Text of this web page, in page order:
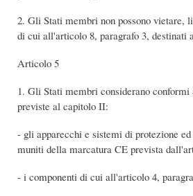
2. Gli Stati membri non possono vietare,
di cui all'articolo 8, paragrafo 3, destinati
Articolo 5
1. Gli Stati membri considerano
previste al capitolo II:
- gli apparecchi e sistemi di protezione
muniti della marcatura CE prevista
- i componenti di cui all'articolo 4,